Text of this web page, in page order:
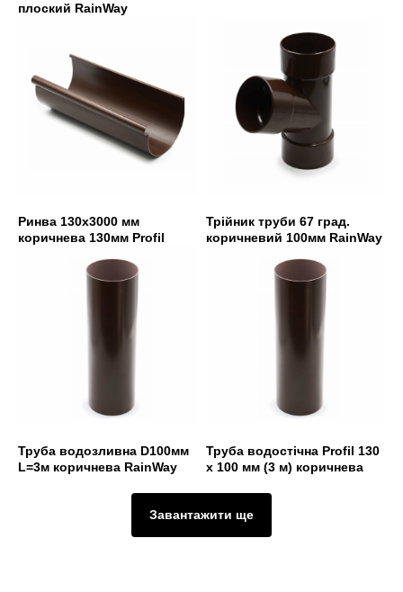
плоский RainWay
Ринва 130х3000 мм
коричнева 130мм Profil
Трійник труби 67 град.
коричневий 100мм RainWay
Труба водозливна D100мм
L=3м коричнева RainWay
Труба водостічна Profil 130
х 100 мм (3 м) коричнева
Завантажити ще